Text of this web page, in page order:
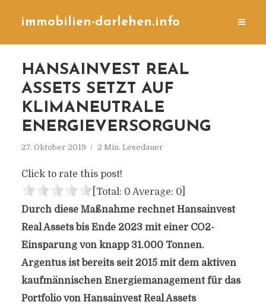
immobilien-darlehen.info
HANSAINVEST REAL
ASSETS SETZT AUF
KLIMANEUTRALE
ENERGIEVERSORGUNG
27. Oktober 2019 2 Min. Lesedauer
Click to rate this post!
[Total: 0 Average: 0]
Durch diese Maßnahme rechnet Hansainvest
Real Assets bis Ende 2023 mit einer CO2-
Einsparung von knapp 31.000 Tonnen.
Argentus ist bereits seit 2015 mit dem aktiven
kaufmännischen Energiemanagement für das
Portfolio von Hansainvest Real Assets